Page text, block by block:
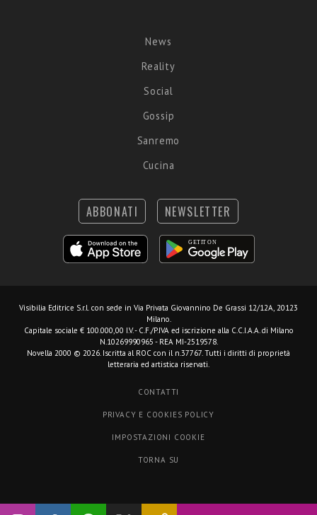
News
Reality
Social
Gossip
Sanremo
Cucina
ABBONATI NEWSLETTER
Visibilia Editrice S.r.l. con sede in Via Privata Giovannino De Grassi 12/12A, 20123
Milano.
Capitale sociale € 100.000,00 I.V. - C.F./P.IVA ed iscrizione alla C.C.I.A.A. di Milano
N.10269990965 - REA MI-2519578.
Novella 2000 © 2026. Iscritta al ROC con il n.37767. Tutti i diritti di proprietà
letteraria ed artistica riservati.
CONTATTI
PRIVACY E COOKIES POLICY
IMPOSTAZIONI COOKIE
TORNA SU